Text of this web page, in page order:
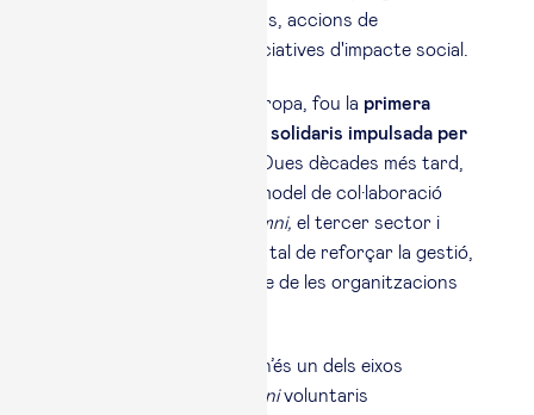
internacionals, hackatons, accions de
sensibilització i altres iniciatives d'impacte social.
Pionera a Espanya i a Europa, fou la primera
iniciativa de consultors solidaris impulsada per
. Dues dècades més tard,
s'ha consolidat com un model de col·laboració
alumni, el tercer sector i
l'entorn empresarial, per tal de reforçar la gestió,
la sostenibilitat i l'impacte de les organitzacions
La consultoria solidària n’és un dels eixos
alumnivoluntaris